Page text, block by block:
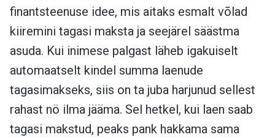
finantsteenuse idee, mis aitaks esmalt võlad
kiiremini tagasi maksta ja seejärel säästma
asuda. Kui inimese palgast läheb igakuiselt
automaatselt kindel summa laenude
tagasimakseks, siis on ta juba harjunud sellest
rahast nö ilma jääma. Sel hetkel, kui laen saab
tagasi makstud, peaks pank hakkama sama